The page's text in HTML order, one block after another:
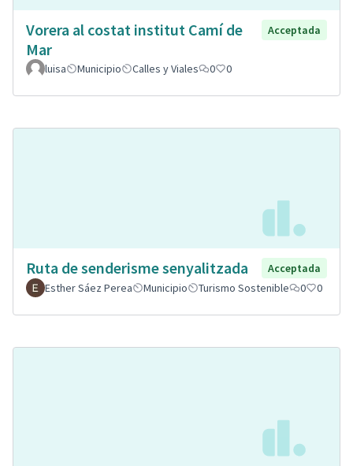
Vorera al costat institut Camí de
Mar
Acceptada
luisa Municipio Calles y Viales 0 0
Ruta de senderisme senyalitzada
Acceptada
Esther Sáez Perea
Municipio Turismo Sostenible 0 0